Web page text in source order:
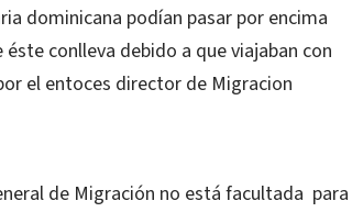
dominicana podían pasar por encima
conlleva debido a que viajaban con
el entoces director de Migracion
de Migración no está facultada para